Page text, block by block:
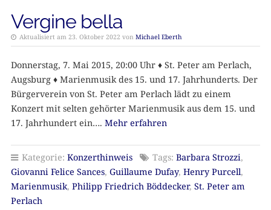
Vergine bella
Aktualisiert am 23. Oktober 2022 von Michael Eberth
Donnerstag, 7. Mai 2015, 20:00 Uhr ♦ St. Peter am Perlach,
Augsburg ♦ Marienmusik des 15. und 17. Jahrhunderts. Der
Bürgerverein von St. Peter am Perlach lädt zu einem
Konzert mit selten gehörter Marienmusik aus dem 15. und
17. Jahrhundert ein…. Mehr erfahren
Kategorie: Konzerthinweis Tags: Barbara Strozzi,
Giovanni Felice Sances, Guillaume Dufay, Henry Purcell,
Marienmusik, Philipp Friedrich Böddecker, St. Peter am
Perlach